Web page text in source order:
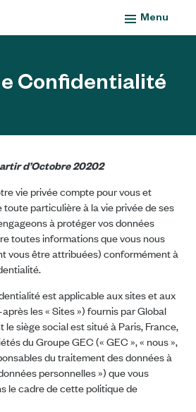
Menu
Confidentialité
d’Octobre 20202
vie privée compte pour vous et
particulière à la vie privée de ses
à protéger vos données
toutes informations que vous nous
vous être attribuées) conformément à
est applicable aux sites et aux
les « Sites ») fournis par Global
siège social est situé à Paris, France,
du Groupe GEC (« GEC », « nous »,
du traitement des données à
personnelles ») que vous
le cadre de cette politique de